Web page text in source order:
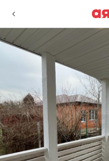
г. Краснодар
Избранное
0 объявлений
Недвижимость